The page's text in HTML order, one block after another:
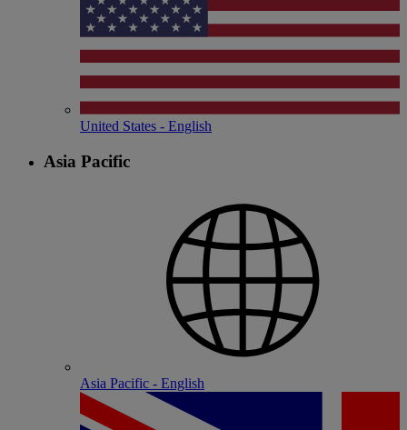
United States - English
Asia Pacific
Asia Pacific - English